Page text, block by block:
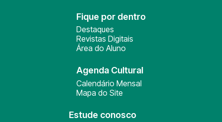
Fique por dentro
Destaques
Revistas Digitais
Área do Aluno
Agenda Cultural
Calendário Mensal
Mapa do Site
Estude conosco